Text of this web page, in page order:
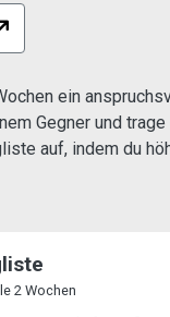
ein
Gegner und
auf, indem du
2 Wochen